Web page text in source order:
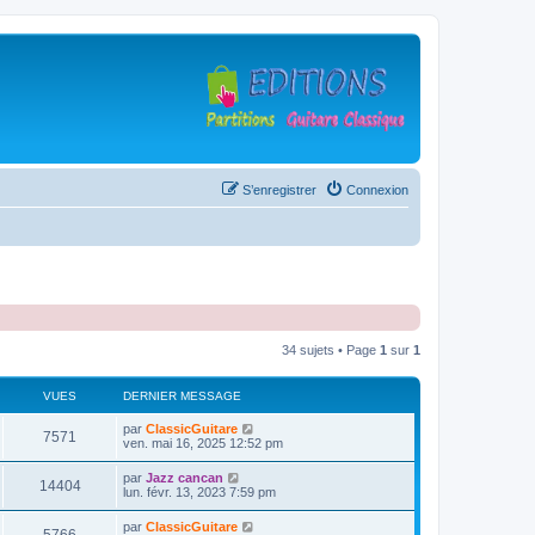
Connexion
S’enregistrer
34 sujets • Page 1 sur 1
VUES DERNIER MESSAGE
7571
u
D
e
i
e
r
m
par ClassicGuitare
ven. mai 16, 2025 12:52 pm
14404V
u
D
e
par Jazz cancan
lun. févr. 13, 2023 7:59 pm
D
par ClassicGuitare